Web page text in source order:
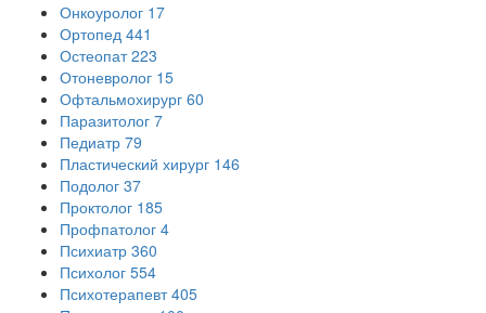
Онкоуролог 17
Ортопед 441
Остеопат 223
Отоневролог 15
Офтальмохирург 60
Паразитолог 7
Педиатр 79
Пластический хирург 146
Подолог 37
Проктолог 185
Профпатолог 4
Психиатр 360
Психолог 554
Психотерапевт 405